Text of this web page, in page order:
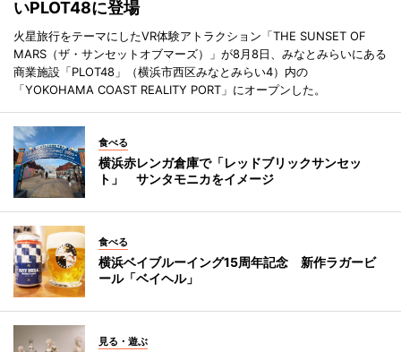
いPLOT48に登場
火星旅行をテーマにしたVR体験アトラクション「THE SUNSET OF
MARS（ザ・サンセットオブマーズ）」が8月8日、みなとみらいにある
商業施設「PLOT48」（横浜市西区みなとみらい4）内の
「YOKOHAMA COAST REALITY PORT」にオープンした。
食べる
横浜赤レンガ倉庫で「レッドブリックサンセッ
ト」 サンタモニカをイメージ
食べる
横浜ベイブルーイング15周年記念 新作ラガービ
ール「ベイヘル」
見る・遊ぶ